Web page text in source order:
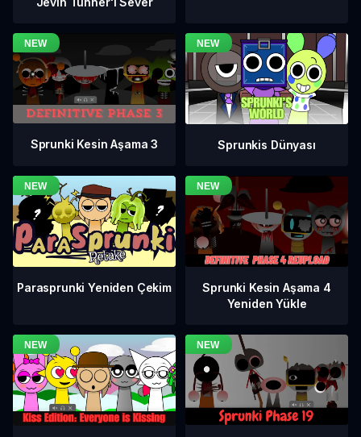
Sprunki Kesin Aşama 3 Sprunkis Dünyası
Parasprunki Yeniden Çekim
Sprunki Kesin Aşama 4
Yeniden Yükle